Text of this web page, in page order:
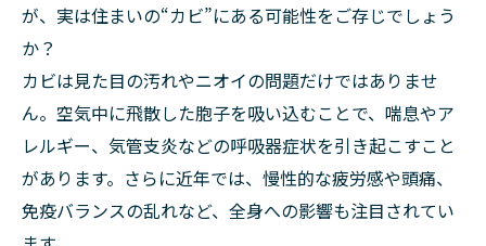
が、実は住まいの“カビ”にある可能性をご存じでしょう
か？
カビは見た目の汚れやニオイの問題だけではありませ
ん。空気中に飛散した胞子を吸い込むことで、喘息やア
レルギー、気管支炎などの呼吸器症状を引き起こすこと
があります。さらに近年では、慢性的な疲労感や頭痛、
免疫バランスの乱れなど、全身への影響も注目されてい